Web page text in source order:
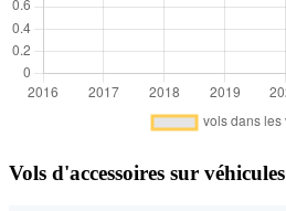
Vols d'accessoires sur véhicules